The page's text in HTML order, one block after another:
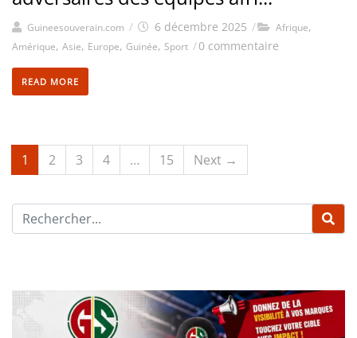
Guineesouverain.com / 6 décembre 2025 / Afrique,
Amérique, Asie, Europe, Guinée, Sport /0 commentaire
READ MORE
1 2 3 4 … 15 Next →